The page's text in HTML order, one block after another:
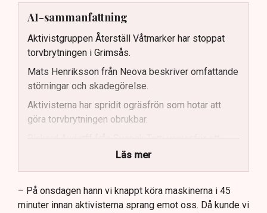
AI-sammanfattning
Aktivistgruppen Återställ Våtmarker har stoppat
torvbrytningen i Grimsås.
Mats Henriksson från Neova beskriver omfattande
störningar och skadegörelse.
Aktivisterna har spridit ogräsfrön som hotar att
göra torvbrytningen obrukbar.
Rickard Axdorff från Svensk Torv varnar för ett
stort ekonomiskt sabotage.
Dialogpolisen på plats står maktlös inför
aktivisternas handlingar.
Frågor kvarstår om finansiering av illegal aktivism.
Läs mer
– På onsdagen hann vi knappt köra maskinerna i 45
minuter innan aktivisterna sprang emot oss. Då kunde vi